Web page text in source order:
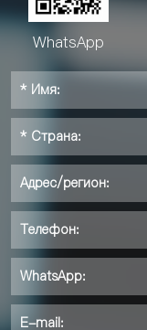
WhatsApp